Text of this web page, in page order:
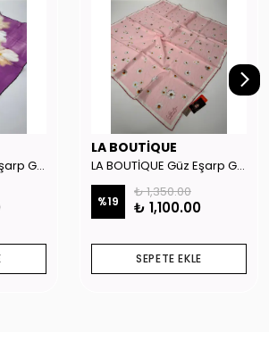
LA BOUTİQUE Güz Eşarp GYSE262908
LA BOUTİQUE
LA BOUTİQUE Güz Eşarp GYSE130804
%19
₺ 1,350.00
₺ 1,100.00
SEPETE EKLE